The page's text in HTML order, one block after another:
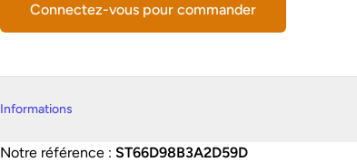
Connectez-vous pour commander
Informations
Notre référence : ST66D98B3A2D59D